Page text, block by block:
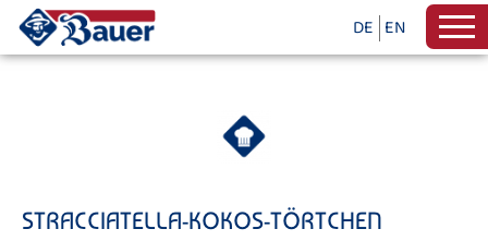
DE EN
STRACCIATELLA-KOKOS-TÖRTCHEN